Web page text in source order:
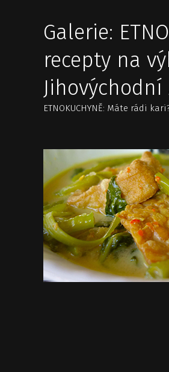
Galerie:
recepty na
Jihovýchodní
ETNOKUCHYNĚ: Máte rádi